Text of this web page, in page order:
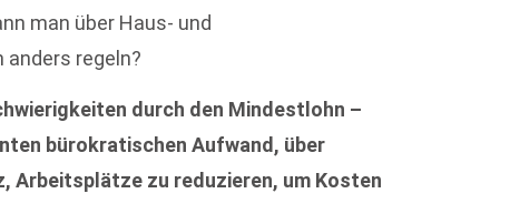
man über Haus- und
regeln?
durch den Mindestlohn –
bürokratischen Aufwand, über
Arbeitsplätze zu reduzieren, um Kosten